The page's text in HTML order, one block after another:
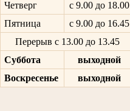
Четверг
с 9.00 до 18.00
Пятница
с 9.00 до 16.45
Перерыв с 13.00 до 13.45
Суббота
выходной
Воскресенье
выходной